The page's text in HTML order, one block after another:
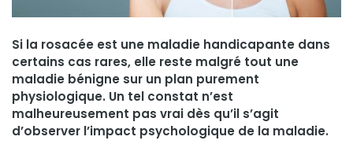
Si la rosacée est une maladie handicapante dans
certains cas rares, elle reste malgré tout une
maladie bénigne sur un plan purement
physiologique. Un tel constat n’est
malheureusement pas vrai dès qu’il s’agit
d’observer l’impact psychologique de la maladie.